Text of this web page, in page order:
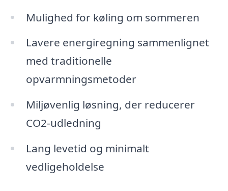
Mulighed for køling om sommeren
Lavere energiregning sammenlignet
med traditionelle
opvarmningsmetoder
Miljøvenlig løsning, der reducerer
CO2-udledning
Lang levetid og minimalt
vedligeholdelse